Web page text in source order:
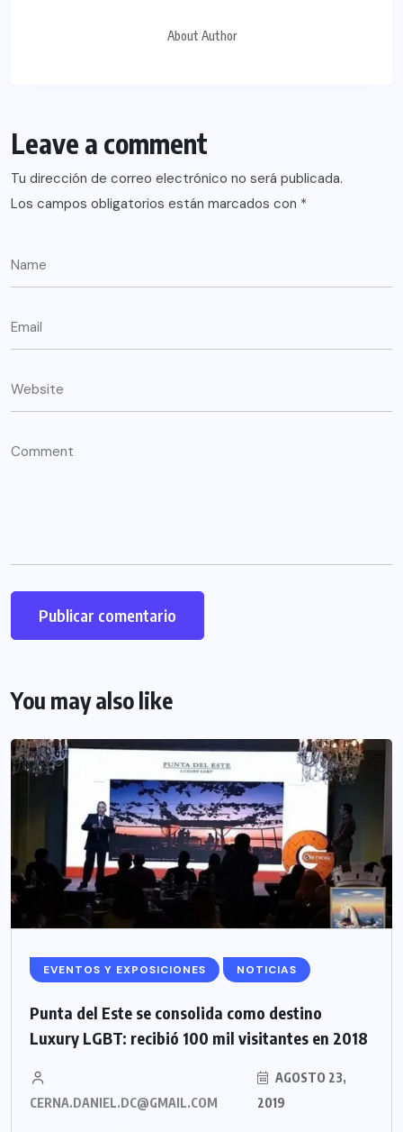
About Author
Leave a comment
Tu dirección de correo electrónico no será publicada.
Los campos obligatorios están marcados con *
You may also like
EVENTOS Y EXPOSICIONES NOTICIAS
Punta del Este se consolida como destino
Luxury LGBT: recibió 100 mil visitantes en 2018
CERNA.DANIEL.DC@GMAIL.COM
AGOSTO 23,
2019